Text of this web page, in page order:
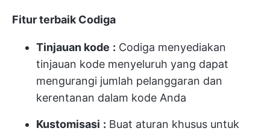
Fitur terbaik Codiga
Tinjauan kode : Codiga menyediakan
tinjauan kode menyeluruh yang dapat
mengurangi jumlah pelanggaran dan
kerentanan dalam kode Anda
Kustomisasi : Buat aturan khusus untuk